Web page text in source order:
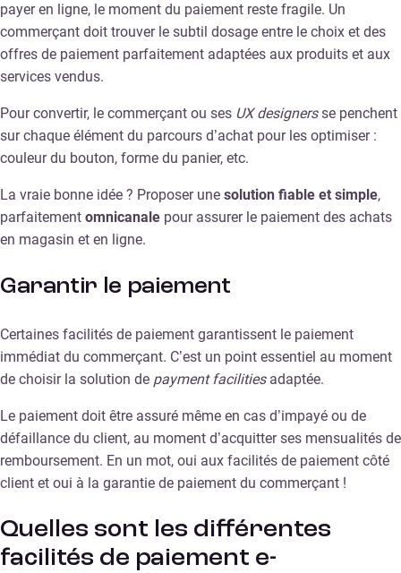
payer en ligne, le moment du paiement reste fragile. Un
commerçant doit trouver le subtil dosage entre le choix et des
offres de paiement parfaitement adaptées aux produits et aux
services vendus.
Pour convertir, le commerçant ou ses UX designersse penchent
sur chaque élément du parcours d’achat pour les optimiser :
couleur du bouton, forme du panier, etc.
La vraie bonne idée ? Proposer une solution fiable et simple,
parfaitement omnicanale pour assurer le paiement des achats
en magasin et en ligne.
Garantir le paiement
Certaines facilités de paiement garantissent le paiement
immédiat du commerçant. C’est un point essentiel au moment
de choisir la solution de payment facilitiesadaptée.
Le paiement doit être assuré même en cas d’impayé ou de
défaillance du client, au moment d’acquitter ses mensualités de
remboursement. En un mot, oui aux facilités de paiement côté
client et oui à la garantie de paiement du commerçant !
Quelles sont les différentes
facilités de paiement e-